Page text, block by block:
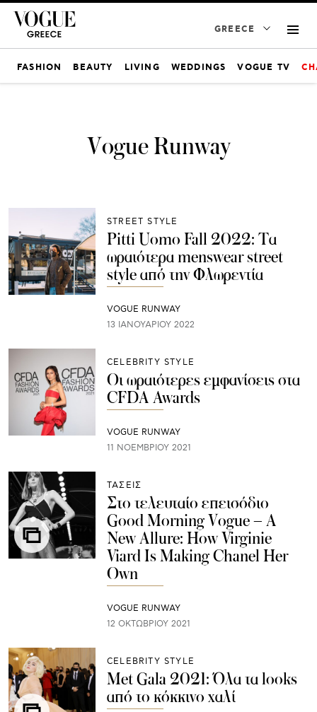
GREECE
FASHION BEAUTY LIVING WEDDINGS VOGUE TV
Vogue Runway
STREET STYLE
Pitti Uomo Fall 2022: Τα
ωραιότερα menswear street
style από την Φλωρεντία
VOGUE RUNWAY
13 ΙΑΝΟΥΑΡΊΟΥ 2022
CELEBRITY STYLE
Οι ωραιότερες εμφανίσεις στα
CFDA Awards
VOGUE RUNWAY
11 ΝΟΕΜΒΡΊΟΥ 2021
ΤΑΣΕΙΣ
Στο τελευταίο επεισόδιο
Good Morning Vogue – A
New Allure: How Virginie
Viard Is Making Chanel Her
Own
VOGUE RUNWAY
12 ΟΚΤΩΒΡΊΟΥ 2021
CELEBRITY STYLE
Met Gala 2021: Όλα τα looks
από το κόκκινο χαλί